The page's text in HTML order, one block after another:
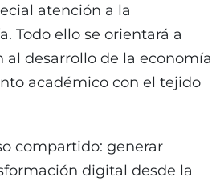
atención a la
Todo ello se orientará a
desarrollo de la economía
académico con el tejido
compartido: generar
digital desde la